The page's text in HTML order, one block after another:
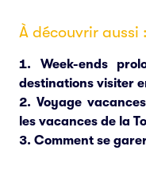
À découvrir aussi :
Week-ends
destinations visiter
Voyage
les vacances de la
Comment se